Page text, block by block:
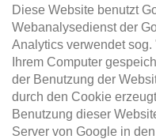
Diese Website benutzt
Webanalysedienst der
Analytics verwendet
Ihrem Computer
der Benutzung der
durch den Cookie
Benutzung dieser
Server von Google in